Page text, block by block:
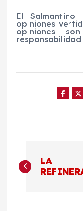
El
opiniones
opiniones
a
LA